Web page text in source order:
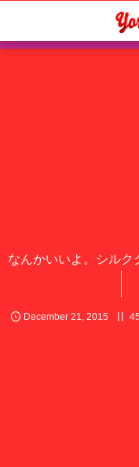
なんかいいよ。シルク
December 21 2015